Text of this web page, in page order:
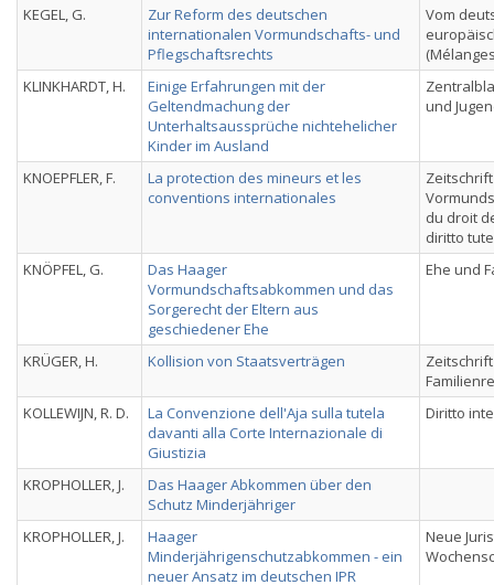
KEGEL, G.
Zur Reform des deutschen
internationalen Vormundschafts- und
Pflegschaftsrechts
Vom
KLINKHARDT, H.
Einige Erfahrungen mit der
Geltendmachung der
Unterhaltsaussprüche nichtehelicher
Kinder im Ausland
und
KNOEPFLER, F.
La protection des mineurs et les
conventions internationales
du droit
diritto
KNÖPFEL, G.
Das Haager
Vormundschaftsabkommen und das
Sorgerecht der Eltern aus
geschiedener Ehe
Ehe und
KRÜGER, H. Kollision von Staatsverträgen
KOLLEWIJN, R. D.
La Convenzione dell'Aja sulla tutela
davanti alla Corte Internazionale di
Giustizia
Diritto
KROPHOLLER, J.
Das Haager Abkommen über den
Schutz Minderjähriger
KROPHOLLER, J.
Haager
Minderjährigenschutzabkommen - ein
neuer Ansatz im deutschen IPR
Neue